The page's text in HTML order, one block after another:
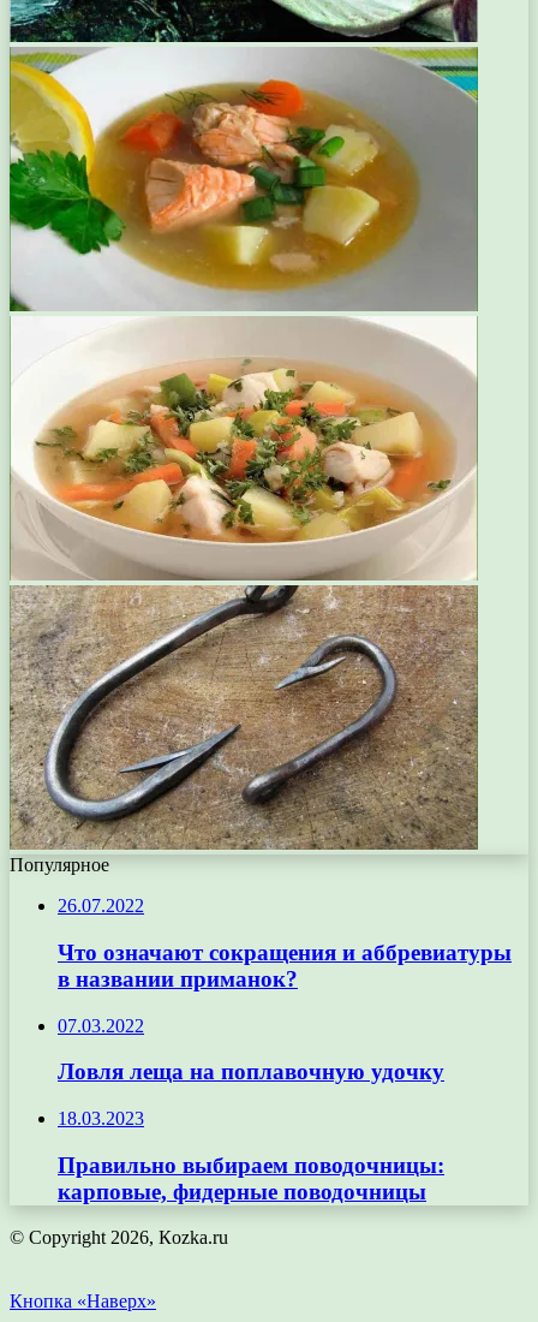
Популярное
26.07.2022
Что означают сокращения и аббревиатуры
в названии приманок?
07.03.2022
Ловля леща на поплавочную удочку
18.03.2023
Правильно выбираем поводочницы:
карповые, фидерные поводочницы
© Copyright 2026, Кozka.ru
Кнопка «Наверх»